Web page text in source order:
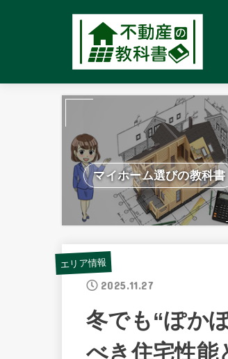
マイホーム選びの教科書
エリア情報
2025.11.27
冬でも“ぽか
べき住宅性能